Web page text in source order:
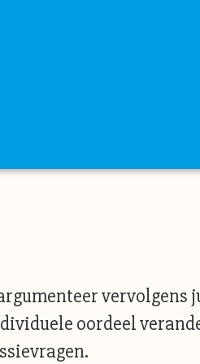
vervolgens
oordeel